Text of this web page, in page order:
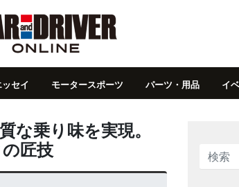
セイ モータースポーツ パーツ・用品 イ
な乗り味を実現。
匠技